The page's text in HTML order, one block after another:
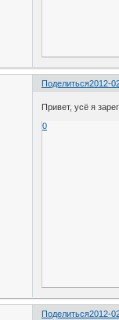
Поделиться2012-
Привет, усё я
0
Поделиться2012-